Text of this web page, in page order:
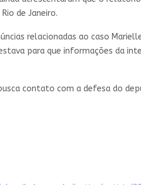
de Janeiro.
relacionadas ao caso
para que informações da
contato com a defesa do